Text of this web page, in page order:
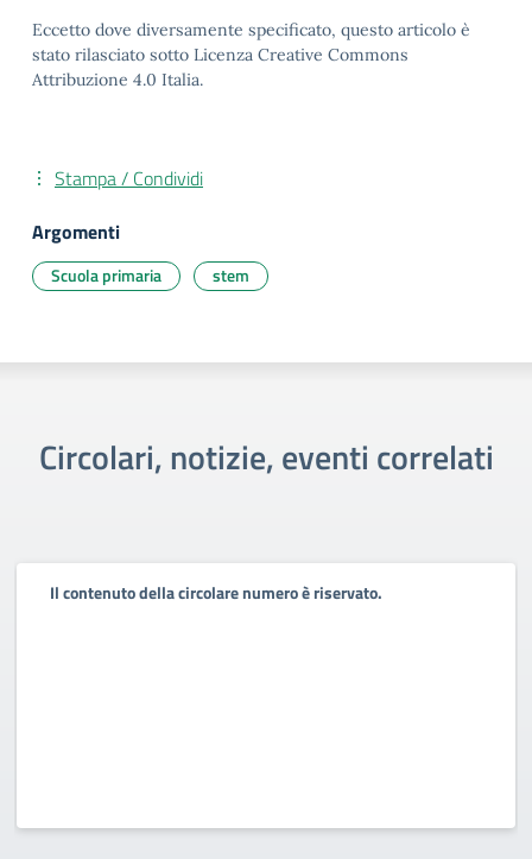
Eccetto dove diversamente specificato, questo articolo è
stato rilasciato sotto Licenza Creative Commons
Attribuzione 4.0 Italia.
Stampa / Condividi
Argomenti
Scuola primaria stem
Circolari, notizie, eventi correlati
Il contenuto della circolare numero è riservato.